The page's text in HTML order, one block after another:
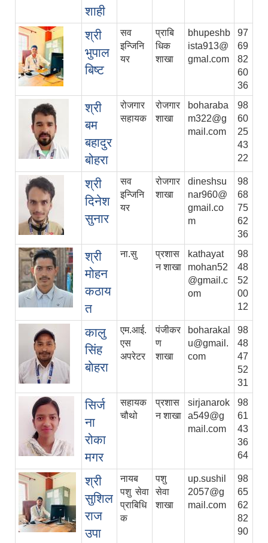
शाही
श्री
भुपाल
बिष्ट
सव
इन्जिनि
यर
प्राबि
धिक
शाखा
bhupeshb
ista913@
gmal.com
97
69
82
60
36
श्री
बम
बहादुर
बोहरा
रोजगार
सहायक
रोजगार
शाखा
boharaba
m322@g
mail.com
98
60
25
43
22
श्री
दिनेश
सुनार
सव
इन्जिनि
यर
रोजगार
शाखा
dineshsu
nar960@
gmail.co
m
98
68
75
62
36
श्री
मोहन
कठाय
त
ना.सु
प्रशास
न शाखा
kathayat
mohan52
@gmail.c
om
98
48
52
00
12
कालु
सिंह
बाेहरा
एम.आई.
एस
अपरेटर
पंजीकर
ण
शाखा
boharakal
u@gmail.
com
98
48
47
52
31
सिर्ज
ना
रोका
मगर
सहायक
चौथो
प्रशास
न शाखा
sirjanarok
a549@g
mail.com
98
61
43
36
64
श्री
सुशिल
राज
उपा
नायब
पशु सेवा
प्राबिधि
क
पशु
सेवा
शाखा
up.sushil
2057@g
mail.com
98
65
62
82
90